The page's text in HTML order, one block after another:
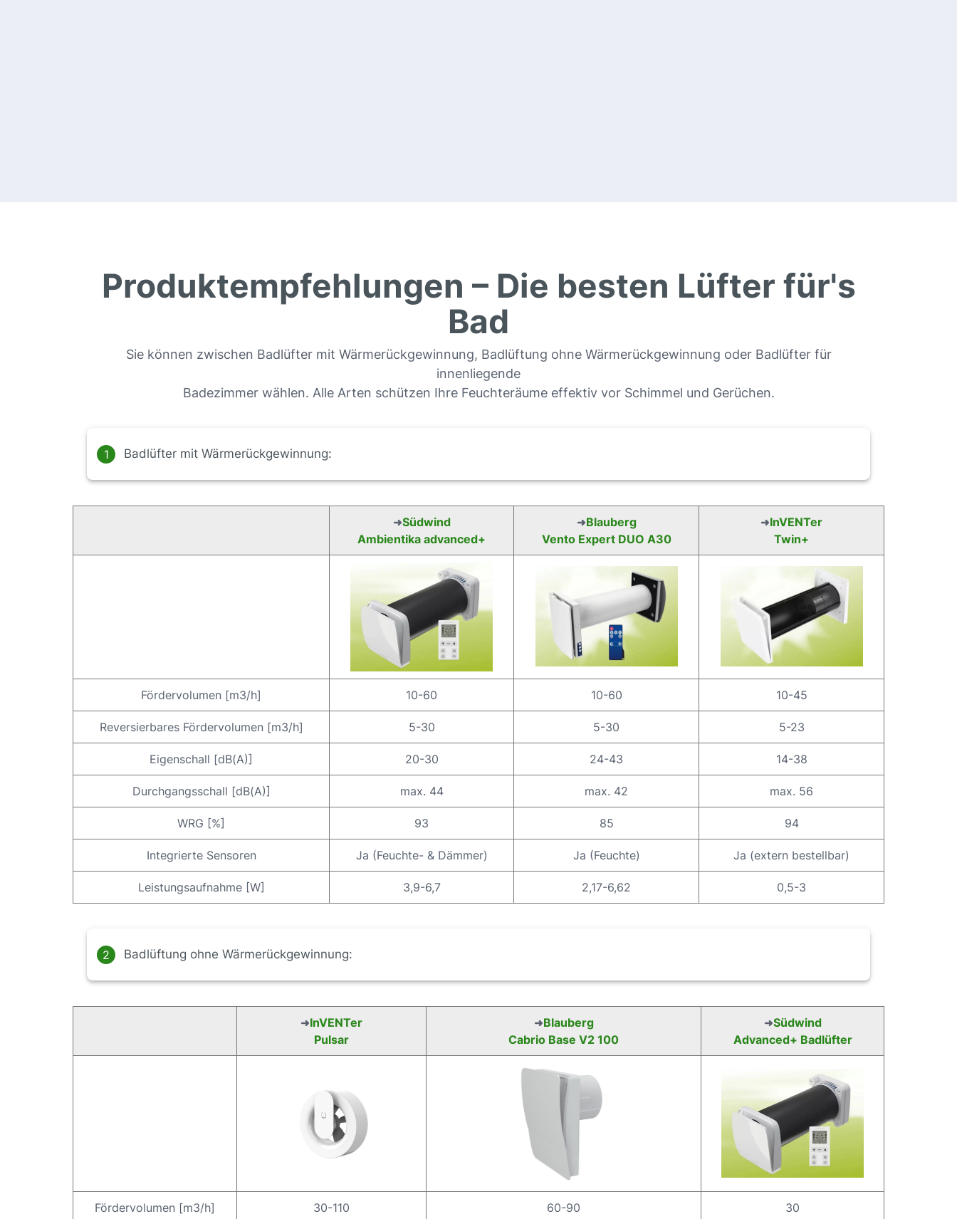
Produktempfehlungen – Die besten Lüfter für's
Bad
Sie können zwischen Badlüfter mit Wärmerückgewinnung, Badlüftung ohne Wärmerückgewinnung oder Badlüfter für
innenliegende
Badezimmer wählen. Alle Arten schützen Ihre Feuchteräume effektiv vor Schimmel und Gerüchen.
1 Badlüfter mit Wärmerückgewinnung:
➜Südwind
Ambientika advanced+
➜Blauberg
Vento Expert DUO A30
➜InVENTer
Twin+
Fördervolumen [m3/h] 10-60 10-60 10-45
Reversierbares Fördervolumen [m3/h] 5-30 5-30 5-23
Eigenschall [dB(A)] 20-30 24-43 14-38
Durchgangsschall [dB(A)] max. 44 max. 42 max. 56
WRG [%] 93 85 94
Integrierte Sensoren Ja (Feuchte- & Dämmer) Ja (Feuchte) Ja (extern bestellbar)
Leistungsaufnahme [W] 3,9-6,7 2,17-6,62 0,5-3
2 Badlüftung ohne Wärmerückgewinnung:
➜InVENTer
Pulsar
➜Blauberg
Cabrio Base V2 100
➜Südwind
Advanced+ Badlüfter
Fördervolumen [m3/h] 30-110 60-90 30